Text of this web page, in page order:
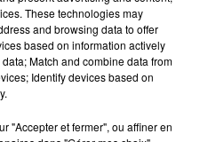
These technologies may
and browsing data to offer
based on information actively
Match and combine data from
Identify devices based on
"Accepter et fermer", ou affiner en